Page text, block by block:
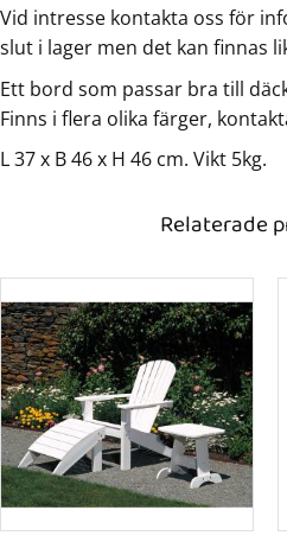
Vid intresse kontakta oss för
slut i lager men det kan finnas
Ett bord som passar bra till
Finns i flera olika färger,
L 37 x B 46 x H 46 cm. Vikt 5kg.
Relaterade